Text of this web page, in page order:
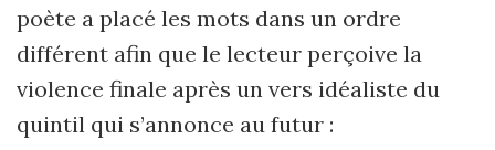
poète a placé les mots dans un ordre
différent afin que le lecteur perçoive la
violence finale après un vers idéaliste du
quintil qui s’annonce au futur :